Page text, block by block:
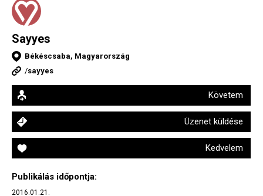
Sayyes
Békéscsaba, Magyarország
/sayyes
Követem
Üzenet küldése
Kedvelem
Publikálás időpontja:
2016.01.21.